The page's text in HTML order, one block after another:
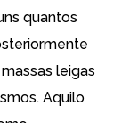
quantos
leigas
Aquilo